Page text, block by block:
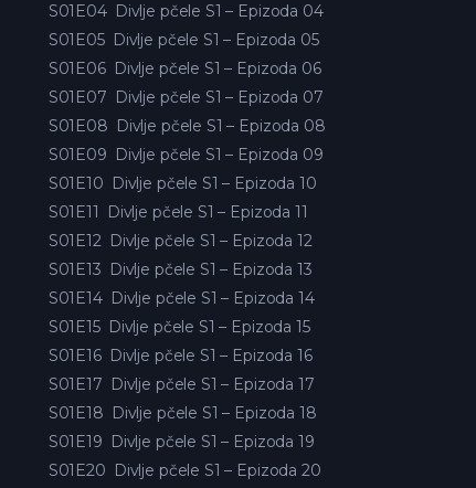
S01E04 Divlje pčele S1 – Epizoda 04
S01E05 Divlje pčele S1 – Epizoda 05
S01E06 Divlje pčele S1 – Epizoda 06
S01E07 Divlje pčele S1 – Epizoda 07
S01E08 Divlje pčele S1 – Epizoda 08
S01E09 Divlje pčele S1 – Epizoda 09
S01E10 Divlje pčele S1 – Epizoda 10
S01E11
Divlje pčele S1 – Epizoda 11
S01E12 Divlje pčele S1 – Epizoda 12
S01E13 Divlje pčele S1 – Epizoda 13
S01E14 Divlje pčele S1 – Epizoda 14
S01E15 Divlje pčele S1 – Epizoda 15
S01E16 Divlje pčele S1 – Epizoda 16
S01E17 Divlje pčele S1 – Epizoda 17
S01E18 Divlje pčele S1 – Epizoda 18
S01E19 Divlje pčele S1 – Epizoda 19
S01E20 Divlje pčele S1 – Epizoda 20